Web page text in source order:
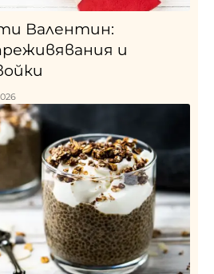
Валентин:
и